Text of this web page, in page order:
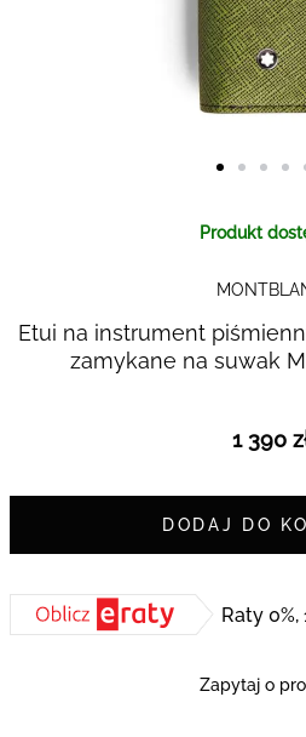
Produkt
Etui na instrument
zamykane na suwak
gallery
1 390
DODAJ DO
Raty 0%,
Zapytaj o